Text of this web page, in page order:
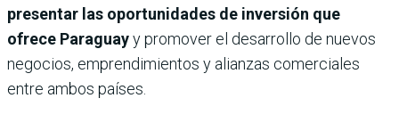
presentar las oportunidades de inversión que
ofrece Paraguayy promover el desarrollo de nuevos
negocios, emprendimientos y alianzas comerciales
entre ambos países.